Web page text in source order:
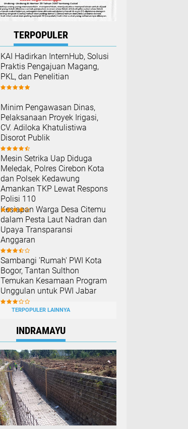
TERPOPULER
KAI Hadirkan InternHub, Solusi
Praktis Pengajuan Magang,
PKL, dan Penelitian
Minim Pengawasan Dinas,
Pelaksanaan Proyek Irigasi,
CV. Adiloka Khatulistiwa
Disorot Publik
Mesin Setrika Uap Diduga
Meledak, Polres Cirebon Kota
dan Polsek Kedawung
Amankan TKP Lewat Respons
Polisi 110
Kesiapan Warga Desa Citemu
dalam Pesta Laut Nadran dan
Upaya Transparansi
Anggaran
Sambangi 'Rumah' PWI Kota
Bogor, Tantan Sulthon
Temukan Kesamaan Program
Unggulan untuk PWI Jabar
TERPOPULER LAINNYA
INDRAMAYU